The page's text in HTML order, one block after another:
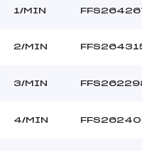
DU GREPON
1/MIN
2/MIN
3/MIN
4/MIN